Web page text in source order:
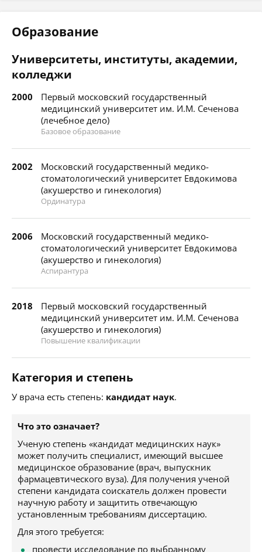
Образование
Университеты, институты, академии,
колледжи
2000
Первый московский государственный
медицинский университет им. И.М. Сеченова
(лечебное дело)
Базовое образование
2002
Московский государственный медико-
стоматологический университет Евдокимова
(акушерство и гинекология)
Ординатура
2006
Московский государственный медико-
стоматологический университет Евдокимова
(акушерство и гинекология)
Аспирантура
2018
Первый московский государственный
медицинский университет им. И.М. Сеченова
(акушерство и гинекология)
Повышение квалификации
Категория и степень
У врача есть степень: кандидат наук.
Что это означает?
Ученую степень «кандидат медицинских наук»
может получить специалист, имеющий высшее
медицинское образование (врач, выпускник
фармацевтического вуза). Для получения ученой
степени кандидата соискатель должен провести
научную работу и защитить отвечающую
установленным требованиям диссертацию.
Для этого требуется:
провести исследование по выбранному